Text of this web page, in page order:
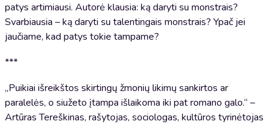
patys artimiausi. Autorė klausia: ką daryti su monstrais?
Svarbiausia – ką daryti su talentingais monstrais? Ypač jei
jaučiame, kad patys tokie tampame?
***
„Puikiai išreikštos skirtingų žmonių likimų sankirtos ar
paralelės, o siužeto įtampa išlaikoma iki pat romano galo.“ –
Artūras Tereškinas, rašytojas, sociologas, kultūros tyrinėtojas